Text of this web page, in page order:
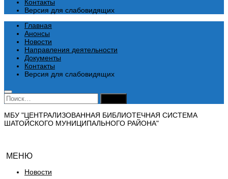
Контакты
Версия для слабовидящих
Главная
Анонсы
Новости
Направления деятельности
Документы
Контакты
Версия для слабовидящих
Найти:
МБУ "ЦЕНТРАЛИЗОВАННАЯ БИБЛИОТЕЧНАЯ СИСТЕМА
ШАТОЙСКОГО МУНИЦИПАЛЬНОГО РАЙОНА"
МЕНЮ
Новости